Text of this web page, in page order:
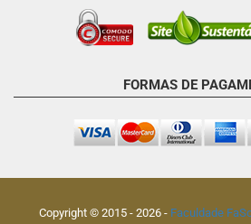
FORMAS DE
Copyright © 2015 - 2026- Faculdade